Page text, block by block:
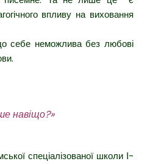
впливу на виховання
себе неможлива без любові
навіщо?»
спеціалізованої школи І-